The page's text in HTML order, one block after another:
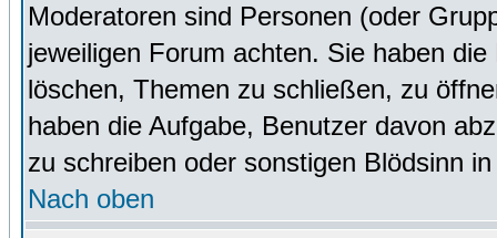
Moderatoren sind Personen (oder
jeweiligen Forum achten. Sie haben
löschen, Themen zu schließen, zu
haben die Aufgabe, Benutzer davon
zu schreiben oder sonstigen Blödsinn
Nach oben